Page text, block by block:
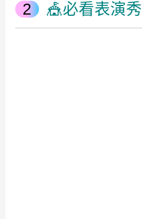
🎪必看表演秀